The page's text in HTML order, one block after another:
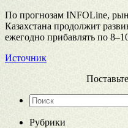
По прогнозам INFOLine,
Казахстана продолжит
ежегодно прибавлять по
Источник
Рубрики